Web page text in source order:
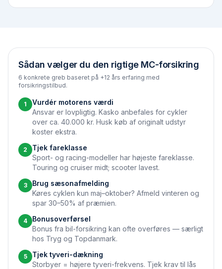
Sådan vælger du den rigtige MC-forsikring
6 konkrete greb baseret på +12 års erfaring med
forsikringstilbud.
1
Vurdér motorens værdi
Ansvar er lovpligtig. Kasko anbefales for cykler
over ca. 40.000 kr. Husk køb af originalt udstyr
koster ekstra.
2
Tjek fareklasse
Sport- og racing-modeller har højeste fareklasse.
Touring og cruiser midt; scooter lavest.
3
Brug sæson­afmelding
Køres cyklen kun maj–oktober? Afmeld vinteren og
spar 30–50% af præmien.
4
Bonus­overførsel
Bonus fra bil-forsikring kan ofte overføres — særligt
hos Tryg og Topdanmark.
5
Tjek tyveri-dækning
Storbyer = højere tyveri-frekvens. Tjek krav til lås